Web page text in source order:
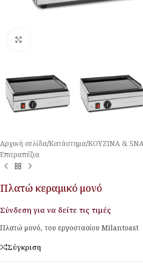
Αρχική σελίδα/Κατάστημα/ΚΟΥΖΙΝΑ &
Επιτραπέζια
Πλατώ κεραμικό μονό
Σύνδεση για να δείτε τις τιμές
Πλατώ μονό, του εργοστασίου Milantoast
Σύγκριση